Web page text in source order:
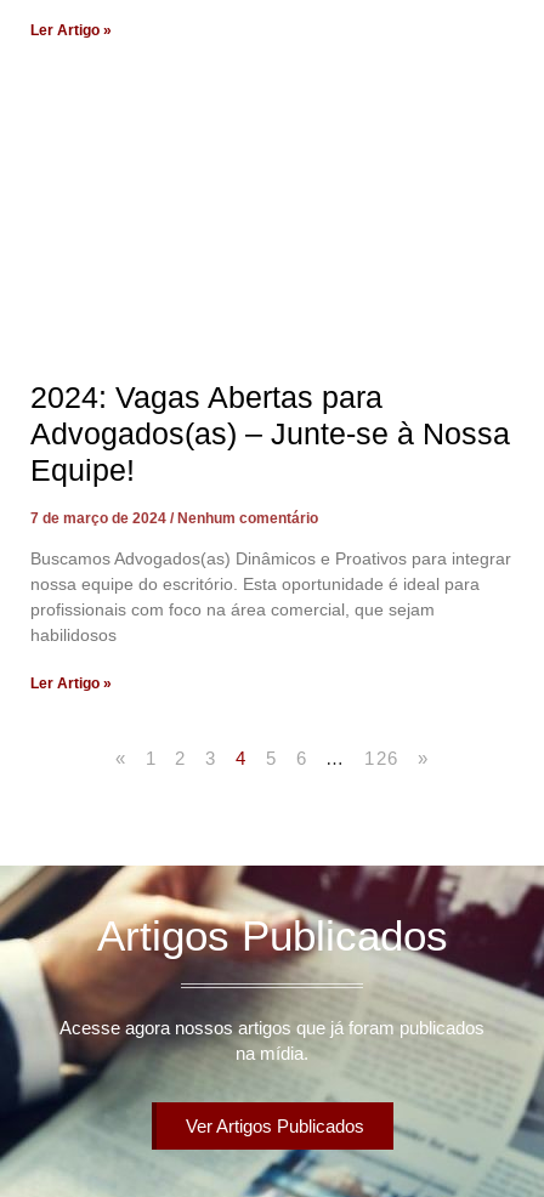
Ler Artigo »
2024: Vagas Abertas para
Advogados(as) – Junte-se à Nossa
Equipe!
7 de março de 2024 Nenhum comentário
Buscamos Advogados(as) Dinâmicos e Proativos para integrar
nossa equipe do escritório. Esta oportunidade é ideal para
profissionais com foco na área comercial, que sejam
habilidosos
Ler Artigo »
« 1 2 3 4 5 6 … 126 »
Artigos Publicados
Acesse agora nossos artigos que já foram publicados
na mídia.
Ver Artigos Publicados